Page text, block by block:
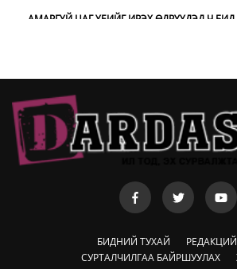
АМАРГҮЙ ЦАГ ҮЕИЙГ ИРЭХ ӨДРҮҮДЭД Ч
•
АЖЛЫН ТАЛААР МЭДЭЭЛЭЛ СОНСЛОО
•
МОНГОЛ УЛС “COP17”-Д “ТАЛ ХЭЭРИЙН
ТАНИЛЦУУЛНА
НААДАМ, ЗӨВЛӨГӨӨН, ГАДААД
БИДНИЙ ТУХАЙ
СУРТАЛЧИЛГАА БАЙРШУУЛАХ